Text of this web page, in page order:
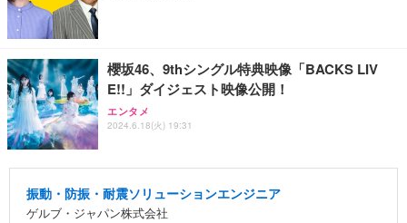
櫻坂46、9thシングル特典映像「BACKS LIV
E!!」ダイジェスト映像公開！
エンタメ
2024.6.18(火) 19:31
振動・防振・耐震ソリューションエンジニア
ゲルブ・ジャパン株式会社